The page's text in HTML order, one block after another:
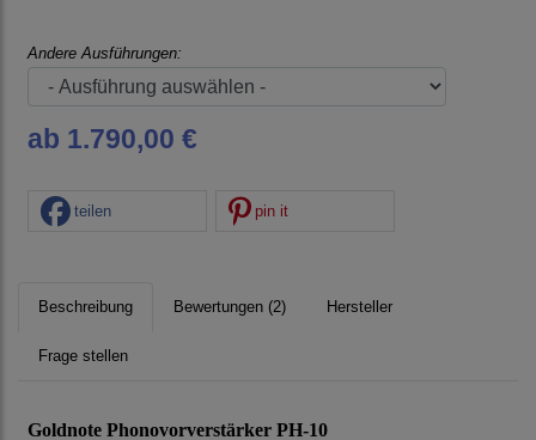
Andere Ausführungen:
ab 1.790,00 €
teilen pin it
Beschreibung Bewertungen (2) Hersteller
Frage stellen
Goldnote Phonovorverstärker PH-10